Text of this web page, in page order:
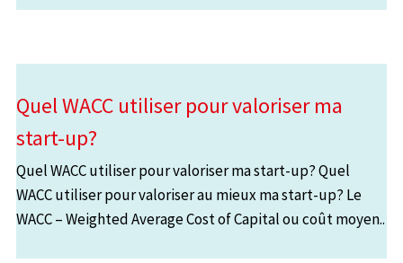
Quel WACC utiliser pour valoriser ma
start-up?
Quel WACC utiliser pour valoriser ma start-up? Quel
WACC utiliser pour valoriser au mieux ma start-up? Le
WACC – Weighted Average Cost of Capital ou coût moyen..